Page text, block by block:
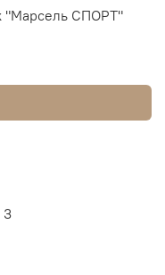
"Марсель СПОРТ"
3